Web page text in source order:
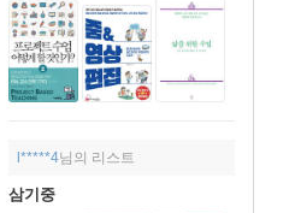
l*****4님의 리스트
삼기중